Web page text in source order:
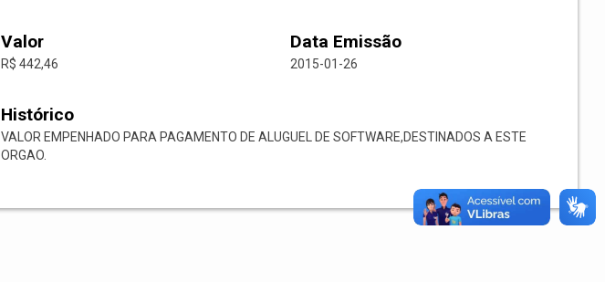
Valor
R$ 442,46
Data Emissão
2015-01-26
Histórico
VALOR EMPENHADO PARA PAGAMENTO DE ALUGUEL DE SOFTWARE,DESTINADOS A ESTE
ORGAO.